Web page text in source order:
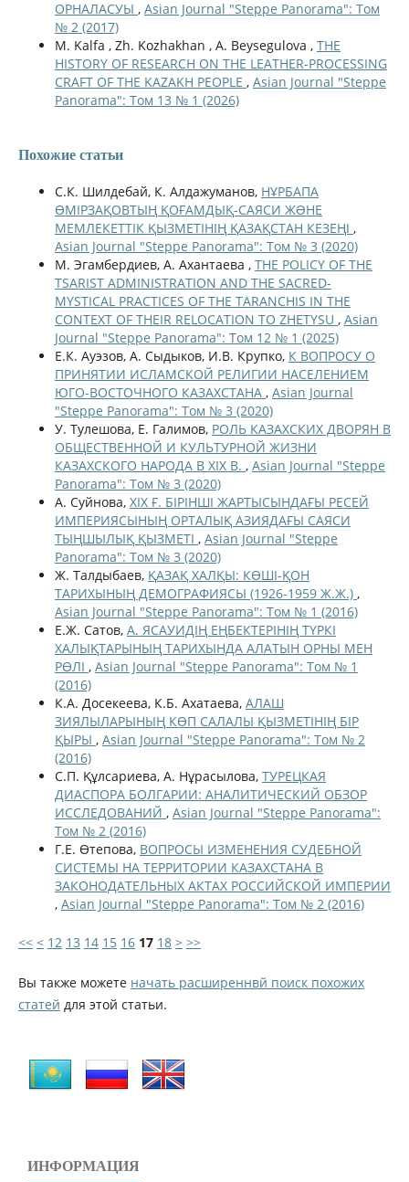
ОРНАЛАСУЫ , Asian Journal "Steppe Panorama": Том
№ 2 (2017)
M. Kalfa , Zh. Kozhakhan , A. Beysegulova , THE
HISTORY OF RESEARCH ON THE LEATHER-PROCESSING
CRAFT OF THE KAZAKH PEOPLE , Asian Journal "Steppe
Panorama": Том 13 № 1 (2026)
Похожие статьи
С.К. Шилдебай, К. Алдажуманов, НҰРБАПА
ӨМІРЗАҚОВТЫҢ ҚОҒАМДЫҚ-САЯСИ ЖƏНЕ
МЕМЛЕКЕТТІК ҚЫЗМЕТІНІҢ ҚАЗАҚСТАН КЕЗЕҢІ ,
Asian Journal "Steppe Panorama": Том № 3 (2020)
М. Эгамбердиев, А. Ахантаева , THE POLICY OF THE
TSARIST ADMINISTRATION AND THE SACRED-
MYSTICAL PRACTICES OF THE TARANCHIS IN THE
CONTEXT OF THEIR RELOCATION TO ZHETYSU , Asian
Journal "Steppe Panorama": Том 12 № 1 (2025)
Е.К. Ауэзов, А. Сыдыков, И.В. Крупко, К ВОПРОСУ О
ПРИНЯТИИ ИСЛАМСКОЙ РЕЛИГИИ НАСЕЛЕНИЕМ
ЮГО-ВОСТОЧНОГО КАЗАХСТАНА , Asian Journal
"Steppe Panorama": Том № 3 (2020)
У. Тулешова, Е. Галимов, РОЛЬ КАЗАХСКИХ ДВОРЯН В
ОБЩЕСТВЕННОЙ И КУЛЬТУРНОЙ ЖИЗНИ
КАЗАХСКОГО НАРОДА В XIX В. , Asian Journal "Steppe
Panorama": Том № 3 (2020)
А. Суйнова, XIX Ғ. БІРІНШІ ЖАРТЫСЫНДАҒЫ РЕСЕЙ
ИМПЕРИЯСЫНЫҢ ОРТАЛЫҚ АЗИЯДАҒЫ САЯСИ
ТЫҢШЫЛЫҚ ҚЫЗМЕТІ , Asian Journal "Steppe
Panorama": Том № 3 (2020)
Ж. Талдыбаев, ҚАЗАҚ ХАЛҚЫ: КӨШІ-ҚОН
ТАРИХЫНЫҢ ДЕМОГРАФИЯСЫ (1926-1959 Ж.Ж.) ,
Asian Journal "Steppe Panorama": Том № 1 (2016)
Е.Ж. Сатов, А. ЯСАУИДІҢ ЕҢБЕКТЕРІНІҢ ТҮРКІ
ХАЛЫҚТАРЫНЫҢ ТАРИХЫНДА АЛАТЫН ОРНЫ МЕН
РӨЛІ , Asian Journal "Steppe Panorama": Том № 1
(2016)
К.А. Досекеева, К.Б. Ахатаева, АЛАШ
ЗИЯЛЫЛАРЫНЫҢ КӨП САЛАЛЫ ҚЫЗМЕТІНІҢ БІР
ҚЫРЫ , Asian Journal "Steppe Panorama": Том № 2
(2016)
С.П. Құлсариева, А. Нұрасылова, ТУРЕЦКАЯ
ДИАСПОРА БОЛГАРИИ: АНАЛИТИЧЕСКИЙ ОБЗОР
ИССЛЕДОВАНИЙ , Asian Journal "Steppe Panorama":
Том № 2 (2016)
Г.Е. Өтепова, ВОПРОСЫ ИЗМЕНЕНИЯ СУДЕБНОЙ
СИСТЕМЫ НА ТЕРРИТОРИИ КАЗАХСТАНА В
ЗАКОНОДАТЕЛЬНЫХ АКТАХ РОССИЙСКОЙ ИМПЕРИИ
, Asian Journal "Steppe Panorama": Том № 2 (2016)
<< < 12 13 14 15 16 17 18 > >>
Вы также можете начать расширеннвй поиск похожих
статей для этой статьи.
ИНФОРМАЦИЯ